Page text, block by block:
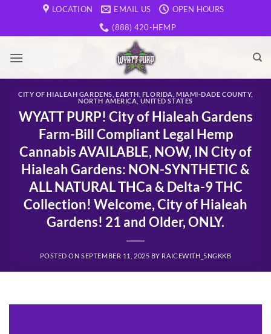
content
LOCATION EMAIL US
OPEN HOURS
(888) 420-HEMP
CITY OF HIALEAH GARDENS EARTH FLORIDA MIAMI-DADE COUNTY,
NORTH AMERICA ,UNITED STATES
WYATT PURP! City of Hialeah Gardens
Farm-Bill Compliant Legal Hemp
Cannabis AVAILABLE, NOW, IN City of
Hialeah Gardens: NON-SYNTHETIC &
ALL NATURAL THCa & Delta-9 THC
Collection! Welcome, City of Hialeah
Gardens! 21 and Older, ONLY.
POSTED ONSEPTEMBER 11, 2025 BY RAICEWITH_5NGKKB